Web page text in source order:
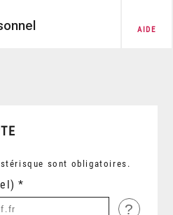
AIDE
sont obligatoires.
?